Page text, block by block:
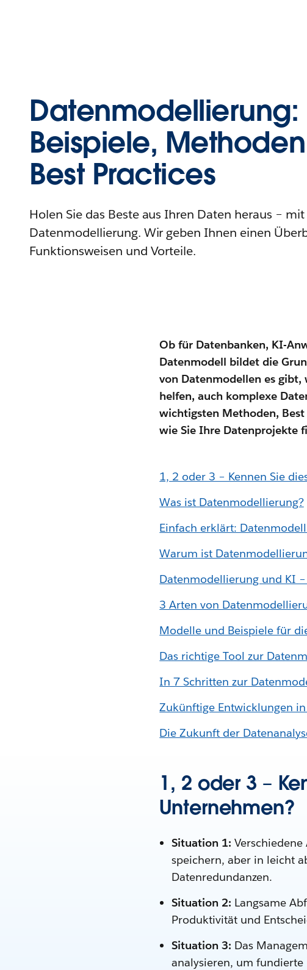
Datenmodellierung:
Beispiele,
Best Practices
Holen Sie das Beste aus Ihren Daten heraus – mit
Datenmodellierung. Wir geben Ihnen einen
Funktionsweisen und Vorteile.
Ob für Datenbanken, KI-
Datenmodell bildet die
von Datenmodellen es gibt,
helfen, auch komplexe
wichtigsten Methoden,
wie Sie Ihre Datenprojekte
1, 2 oder 3 – Kennen Sie
Was ist Datenmodellierung?
Einfach erklärt:
Warum ist
Datenmodellierung und KI
3 Arten von
Modelle und Beispiele für
Das richtige Tool zur
In 7 Schritten zur
Zukünftige Entwicklungen
Die Zukunft der
1, 2 oder 3 –
Unternehmen?
Situation 1:
speichern, aber in leicht
Datenredundanzen.
Situation 2: Langsame
Produktivität und
Situation 3: Das
analysieren, um fundierte